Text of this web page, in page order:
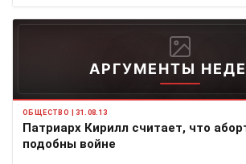
АРГУМЕНТЫ
ОБЩЕСТВО | 31.08.13
Патриарх Кирилл считает, что
подобны войне